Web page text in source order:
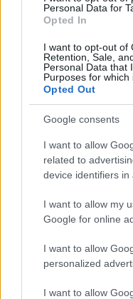
Personal Data for
Opted In
I want to opt-out of
Retention, Sale,
Personal Data that
Purposes for which
Opted Out
Google consents
I want to allow
related to
device identifiers in
I want to allow my
Google for online
I want to allow
personalized
I want to allow
akkor sosem látnék
Mindig előre. És azt
ez az út jó felé vezet. –
Hotel Silvanus Kirakat
MAGYAR ÉPÍTŐK